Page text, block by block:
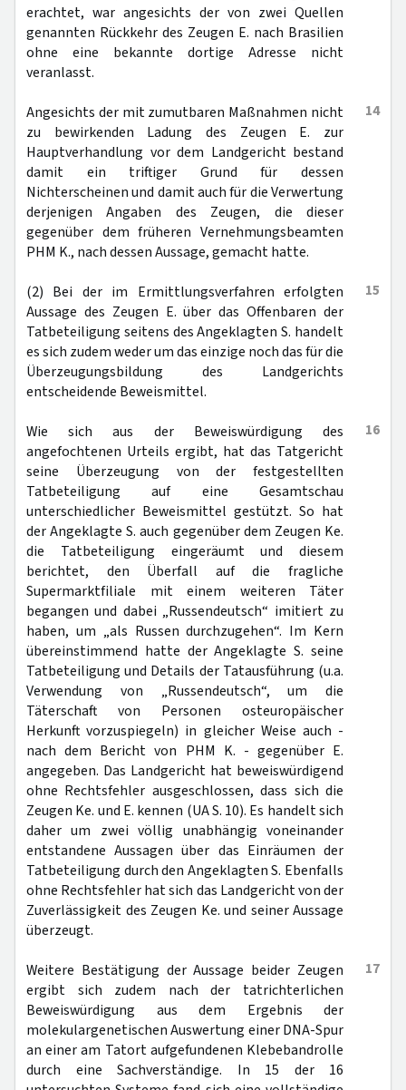
erachtet, war angesichts der von zwei Quellen
genannten Rückkehr des Zeugen E. nach Brasilien
ohne eine bekannte dortige Adresse nicht
veranlasst.
14
Angesichts der mit zumutbaren Maßnahmen nicht
zu bewirkenden Ladung des Zeugen E. zur
Hauptverhandlung vor dem Landgericht bestand
damit ein triftiger Grund für dessen
Nichterscheinen und damit auch für die Verwertung
derjenigen Angaben des Zeugen, die dieser
gegenüber dem früheren Vernehmungsbeamten
PHM K., nach dessen Aussage, gemacht hatte.
15
(2) Bei der im Ermittlungsverfahren erfolgten
Aussage des Zeugen E. über das Offenbaren der
Tatbeteiligung seitens des Angeklagten S. handelt
es sich zudem weder um das einzige noch das für die
Überzeugungsbildung des Landgerichts
entscheidende Beweismittel.
16
Wie sich aus der Beweiswürdigung des
angefochtenen Urteils ergibt, hat das Tatgericht
seine Überzeugung von der festgestellten
Tatbeteiligung auf eine Gesamtschau
unterschiedlicher Beweismittel gestützt. So hat
der Angeklagte S. auch gegenüber dem Zeugen Ke.
die Tatbeteiligung eingeräumt und diesem
berichtet, den Überfall auf die fragliche
Supermarktfiliale mit einem weiteren Täter
begangen und dabei „Russendeutsch“ imitiert zu
haben, um „als Russen durchzugehen“. Im Kern
übereinstimmend hatte der Angeklagte S. seine
Tatbeteiligung und Details der Tatausführung (u.a.
Verwendung von „Russendeutsch“, um die
Täterschaft von Personen osteuropäischer
Herkunft vorzuspiegeln) in gleicher Weise auch -
nach dem Bericht von PHM K. - gegenüber E.
angegeben. Das Landgericht hat beweiswürdigend
ohne Rechtsfehler ausgeschlossen, dass sich die
Zeugen Ke. und E. kennen (UA S. 10). Es handelt sich
daher um zwei völlig unabhängig voneinander
entstandene Aussagen über das Einräumen der
Tatbeteiligung durch den Angeklagten S. Ebenfalls
ohne Rechtsfehler hat sich das Landgericht von der
Zuverlässigkeit des Zeugen Ke. und seiner Aussage
überzeugt.
17
Weitere Bestätigung der Aussage beider Zeugen
ergibt sich zudem nach der tatrichterlichen
Beweiswürdigung aus dem Ergebnis der
molekulargenetischen Auswertung einer DNA-Spur
an einer am Tatort aufgefundenen Klebebandrolle
durch eine Sachverständige. In 15 der 16